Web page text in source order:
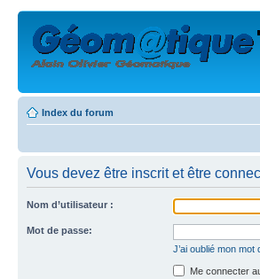
Index du forum
Vous devez être inscrit et être
Nom d’utilisateur :
Mot de passe:
J’ai oublié mon mot
Me connecter